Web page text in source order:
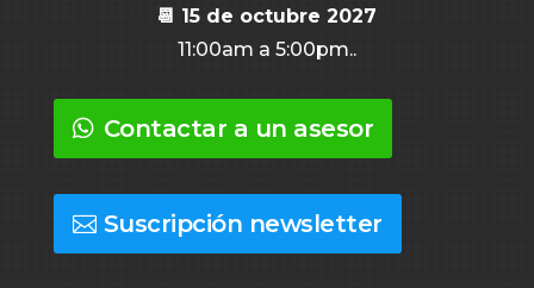
📆 15 de octubre 2027
11:00am a 5:00pm..
Contactar a un asesor
Suscripción newsletter